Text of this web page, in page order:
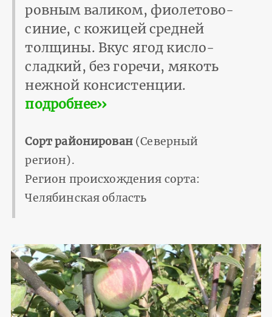
ровным валиком, фиолетово-
синие, с кожицей средней
толщины. Вкус ягод кисло-
сладкий, без горечи, мякоть
нежной консистенции.
подробнее››
Сорт районирован(Северный
регион).
Регион происхождения сорта:
Челябинская область